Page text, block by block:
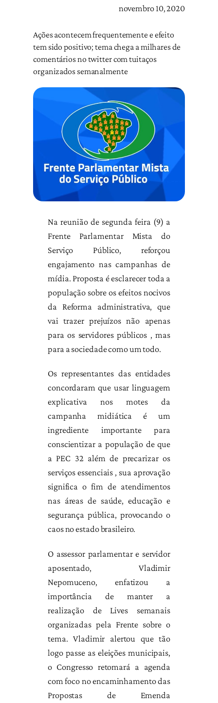
novembro 10, 2020
Ações acontecem frequentemente e efeito
tem sido positivo; tema chega a milhares de
comentários no twitter com tuitaços
organizados semanalmente
Na reunião de segunda feira (9) a
Frente Parlamentar Mista do
Serviço Público, reforçou
engajamento nas campanhas de
mídia. Proposta é esclarecer toda a
população sobre os efeitos nocivos
da Reforma administrativa, que
vai trazer prejuízos não apenas
para os servidores públicos , mas
para a sociedade como um todo.
Os representantes das entidades
concordaram que usar linguagem
explicativa nos motes da
campanha midiática é um
ingrediente importante para
conscientizar a população de que
a PEC 32 além de precarizar os
serviços essenciais , sua aprovação
significa o fim de atendimentos
nas áreas de saúde, educação e
segurança pública, provocando o
caos no estado brasileiro.
O assessor parlamentar e servidor
aposentado, Vladimir
Nepomuceno, enfatizou a
importância de manter a
realização de Lives semanais
organizadas pela Frente sobre o
tema. Vladimir alertou que tão
logo passe as eleições municipais,
o Congresso retomará a agenda
com foco no encaminhamento das
Propostas de Emenda